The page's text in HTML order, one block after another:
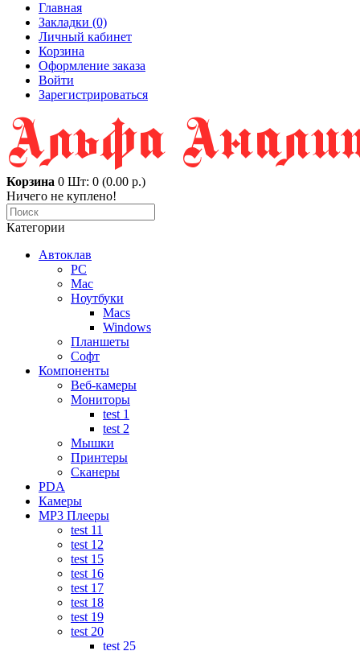
Главная
Закладки (0)
Личный кабинет
Корзина
Оформление заказа
Войти
Зарегистрироваться
Корзина 0 Шт: 0 (0.00 р.)
Ничего не куплено!
Категории
Автоклав
PC
Mac
Ноутбуки
Macs
Windows
Планшеты
Софт
Компоненты
Веб-камеры
Мониторы
test 1
test 2
Мышки
Принтеры
Сканеры
PDA
Камеры
MP3 Плееры
test 11
test 12
test 15
test 16
test 17
test 18
test 19
test 20
test 25